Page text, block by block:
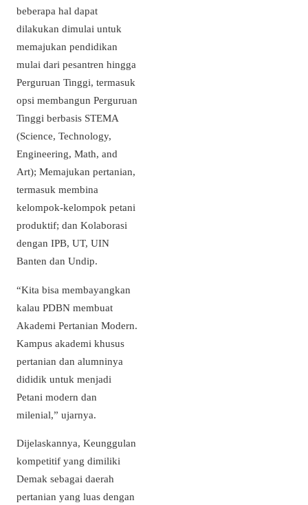
beberapa hal dapat
dilakukan dimulai untuk
memajukan pendidikan
mulai dari pesantren hingga
Perguruan Tinggi, termasuk
opsi membangun Perguruan
Tinggi berbasis STEMA
(Science, Technology,
Engineering, Math, and
Art); Memajukan pertanian,
termasuk membina
kelompok-kelompok petani
produktif; dan Kolaborasi
dengan IPB, UT, UIN
Banten dan Undip.
“Kita bisa membayangkan
kalau PDBN membuat
Akademi Pertanian Modern.
Kampus akademi khusus
pertanian dan alumninya
dididik untuk menjadi
Petani modern dan
milenial,” ujarnya.
Dijelaskannya, Keunggulan
kompetitif yang dimiliki
Demak sebagai daerah
pertanian yang luas dengan